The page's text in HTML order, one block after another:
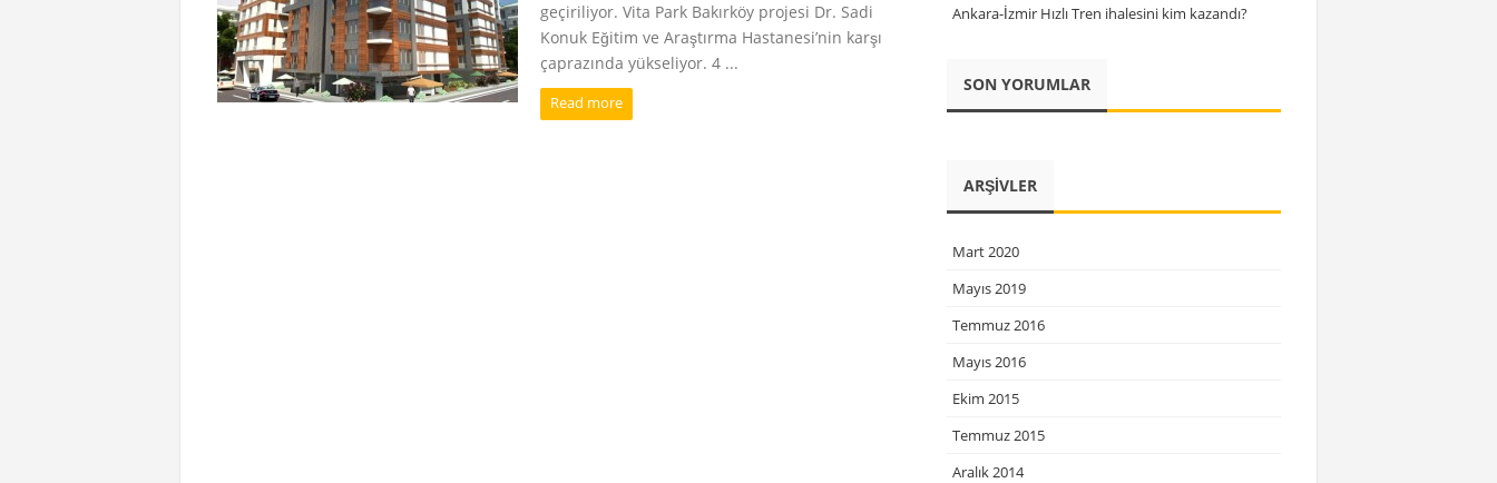
geçiriliyor. Vita Park Bakırköy projesi Dr. Sadi
Konuk Eğitim ve Araştırma Hastanesi’nin karşı
çaprazında yükseliyor. 4 ...
Read more
Ankara-İzmir Hızlı Tren ihalesini kim kazandı?
SON YORUMLAR
ARŞIVLER
Mart 2020
Mayıs 2019
Temmuz 2016
Mayıs 2016
Ekim 2015
Temmuz 2015
Aralık 2014